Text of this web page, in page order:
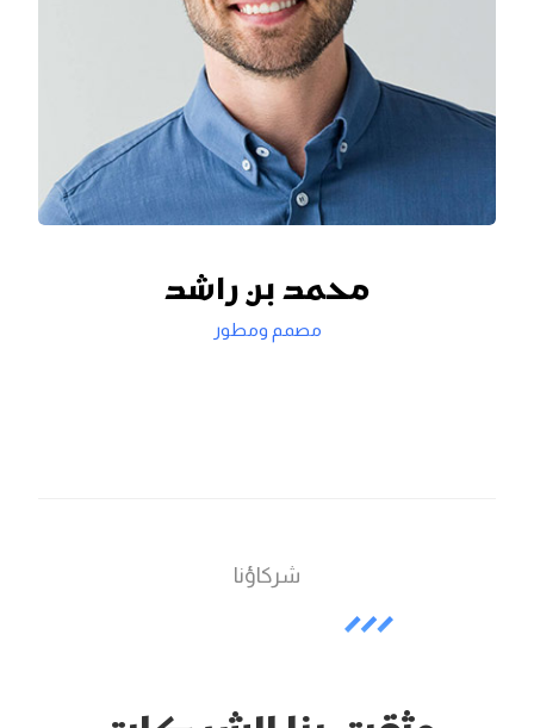
محمد بن راشد
مصمم ومطور
شركاؤنا